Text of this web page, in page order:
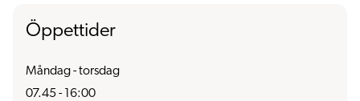
Öppettider
Måndag - torsdag
07.45 - 16:00